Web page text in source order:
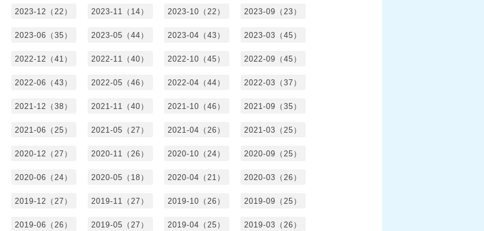
2023-12（22） 2023-11（14） 2023-10（22） 2023-09（23）
2023-06（35） 2023-05（44） 2023-04（43） 2023-03（45）
2022-12（41） 2022-11（40） 2022-10（45） 2022-09（45）
2022-06（43） 2022-05（46） 2022-04（44） 2022-03（37）
2021-12（38） 2021-11（40） 2021-10（46） 2021-09（35）
2021-06（25） 2021-05（27） 2021-04（26） 2021-03（25）
2020-12（27） 2020-11（26） 2020-10（24） 2020-09（25）
2020-06（24） 2020-05（18） 2020-04（21） 2020-03（26）
2019-12（27） 2019-11（27） 2019-10（26） 2019-09（25）
2019-06（26） 2019-05（27） 2019-04（25） 2019-03（26）